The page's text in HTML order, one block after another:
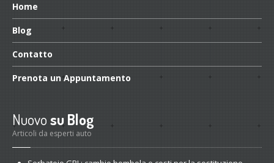
Home
Blog
Contatto
Prenota un Appuntamento
Nuovosu Blog
Articoli da esperti auto